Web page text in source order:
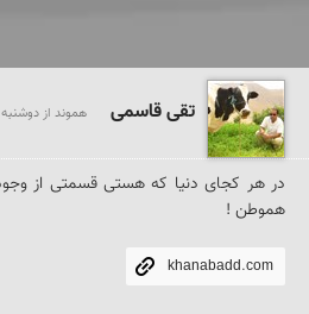
تقی قاسمی هموند از دوشنبه 10 اسفند 1388
هموطن !
khanabadd.com